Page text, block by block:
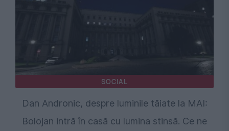
SOCIAL
Dan Andronic, despre luminile tăiate la MAI:
Bolojan intră în casă cu lumina stinsă. Ce ne